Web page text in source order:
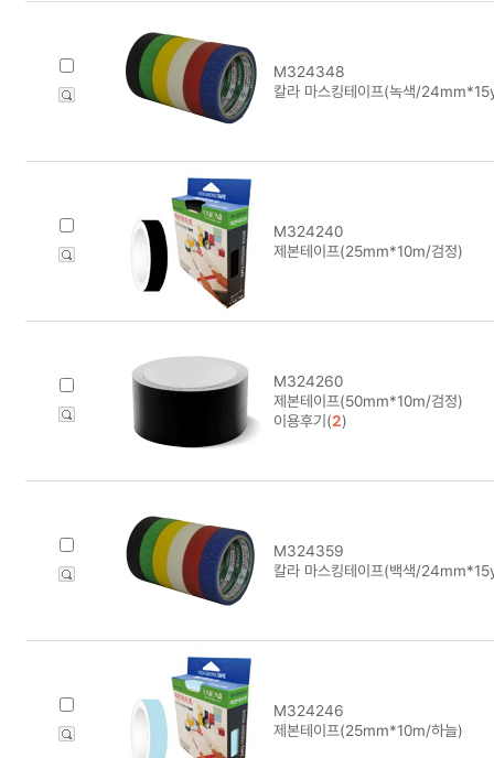
M324348
칼라 마스킹테이프(녹색/
M324240
제본테이프(25mm*10m/검정)
M324260
제본테이프(50mm*10m/검정)
이용후기(2)
M324359
칼라 마스킹테이프(백색/
M324246
제본테이프(25mm*10m/하늘)